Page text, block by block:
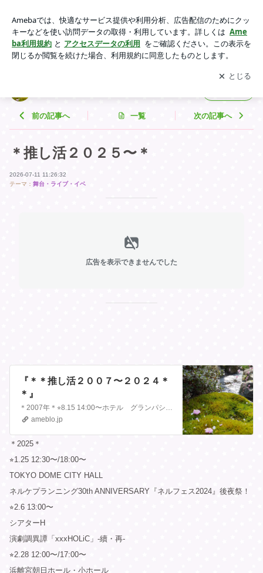
アプリをダウンロードして ブログの更新通知
を受け取りまし
ょう。
開く
前の記事へ 一覧 次の記事へ
＊推し活２０２５〜＊
2026-07-11 11:26:32
テーマ： 舞台・ライブ・イベ
広告を表示できませんでした
『＊＊推し活２００７〜２０２４＊
＊』
＊2007年＊⭐︎8.15 14:00〜ホテル グランパシフィックメリディアンジャニーズJr.の大冒険！＠メリディアン⭐︎9.24 10:00〜横浜アリーナJ…
ameblo.jp
＊2025＊
⭐︎1.25 12:30〜/18:00〜
TOKYO DOME CITY HALL
ネルケプランニング30th ANNIVERSARY『ネルフェス2024』後夜祭！
⭐︎2.6 13:00〜
シアターH
演劇調異譚「xxxHOLiC」-續・再-
⭐︎2.28 12:00〜/17:00〜
浜離宮朝日ホール・小ホール